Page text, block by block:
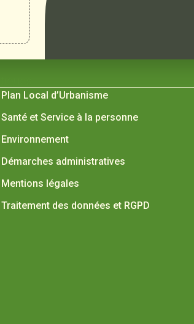
Plan Local d’Urbanisme
Santé et Service à la personne
Environnement
Démarches administratives
Mentions légales
Traitement des données et RGPD